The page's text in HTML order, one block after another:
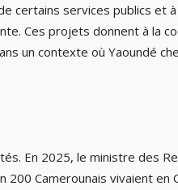
certains services publics et
Ces projets donnent à la
un contexte où Yaoundé
En 2025, le ministre des
200 Camerounais vivaient en